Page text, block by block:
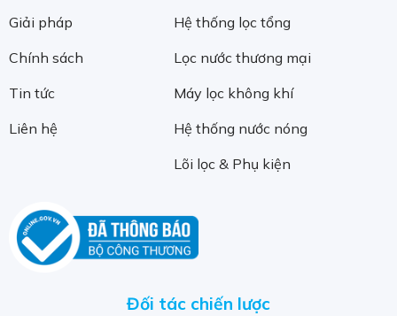
Giải pháp
Chính sách
Tin tức
Liên hệ
Hệ thống lọc tổng
Lọc nước thương mại
Máy lọc không khí
Hệ thống nước nóng
Lõi lọc & Phụ kiện
Đối tác chiến lược